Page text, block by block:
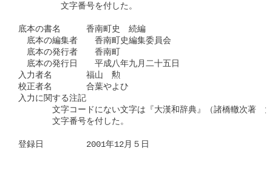
文字番号を付した。
底本の書名　　　香南町史　続編
底本の編集者　　香南町史編集委員会
底本の発行者　　香南町
底本の発行日　　平成八年九月二十五日
入力者名　　　　福山　勲
校正者名　　　　合葉やよひ
入力に関する注記
文字コードにない文字は『大漢和辞典』（諸橋轍次著　大
文字番号を付した。
登録日　　　　　2001年12月５日